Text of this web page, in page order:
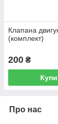
Клапана
(комплект)
200 ₴
Про нас